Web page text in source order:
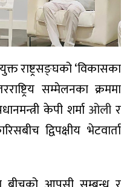
राष्ट्रसङ्घको ‘विकासका
सम्मेलनका क्रममा
केपी शर्मा ओली र
द्विपक्षीय भेटवार्ता